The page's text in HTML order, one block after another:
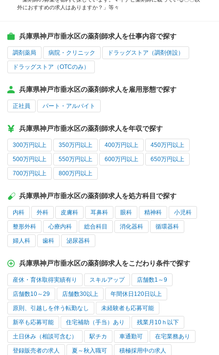
外におすすめの求人はありますか？」等々
兵庫県神戸市垂水区の薬剤師求人を仕事内容で探す
調剤薬局 病院・クリニック ドラッグストア（調剤併設）
ドラッグストア（OTCのみ）
兵庫県神戸市垂水区の薬剤師求人を雇用形態で探す
正社員 パート・アルバイト
兵庫県神戸市垂水区の薬剤師求人を年収で探す
300万円以上 350万円以上 400万円以上 450万円以上
500万円以上 550万円以上 600万円以上 650万円以上
700万円以上 800万円以上
兵庫県神戸市垂水区の薬剤師求人を処方科目で探す
内科 外科 皮膚科 耳鼻科 眼科 精神科 小児科
整形外科 心療内科 総合科目 消化器科 循環器科
婦人科 歯科 泌尿器科
兵庫県神戸市垂水区の薬剤師求人をこだわり条件で探す
産休・育休取得実績有り スキルアップ 店舗数1～9
店舗数10～29 店舗数30以上 年間休日120日以上
原則、引越しを伴う転勤なし 未経験者も応募可能
新卒も応募可能 住宅補助（手当）あり 残業月10ｈ以下
土日休み（相談可含む） 駅チカ 車通勤可 在宅業務あり
登録販売者の求人 夏～秋入職可 積極採用中の求人